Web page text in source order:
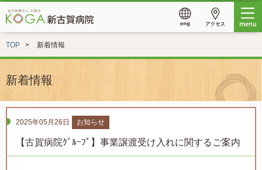
TOP 新着情報
新着情報
2025年05月26日 お知らせ
【古賀病院ｸﾞﾙｰﾌﾟ】事業譲渡受け入れに関するご案内